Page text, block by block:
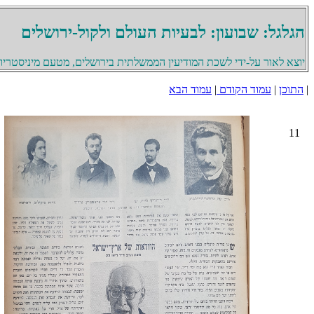
הגלגל: שבועון: לבעיות העולם ולקול-ירושלים
יוצא לאור על-ידי לשכת המודיעין הממשלתית בירושלים, מטעם
| התוכן | עמוד הקודם | עמוד הבא
11